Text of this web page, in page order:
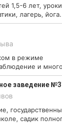
1,5-6 лет,
лагерь, йога.
в режиме
и
заведение
садик